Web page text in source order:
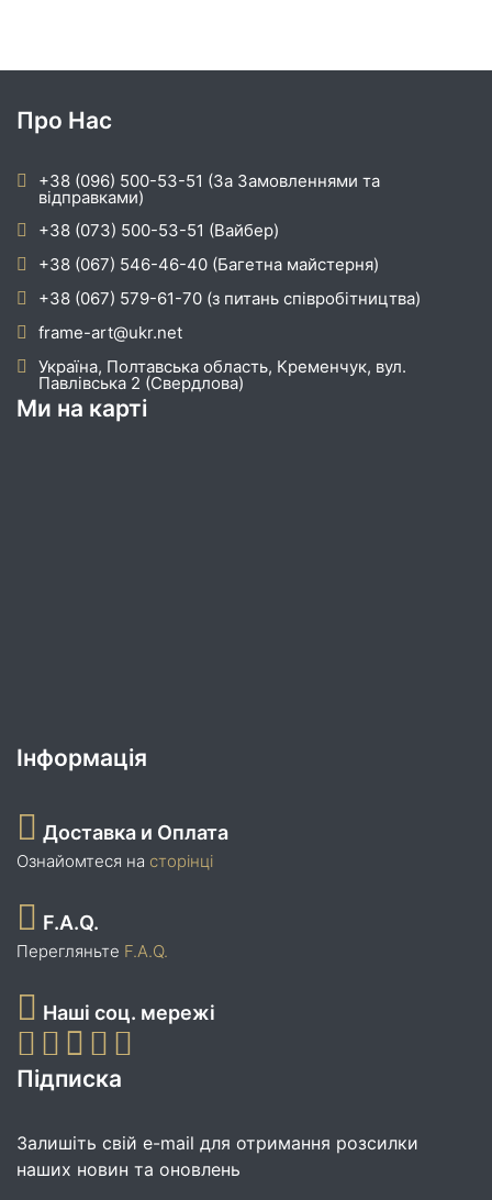
Про Нас
+38 (096) 500-53-51 (За Замовленнями та
відправками)
+38 (073) 500-53-51 (Вайбер)
+38 (067) 546-46-40 (Багетна майстерня)
+38 (067) 579-61-70 (з питань співробітництва)
frame-art@ukr.net
Україна, Полтавська область, Кременчук, вул.
Павлівська 2 (Свердлова)
Ми на карті
Інформація
Доставка и Оплата
Ознайомтеся на сторінці
F.A.Q.
Перегляньте F.A.Q.
Наші соц. мережі
Підписка
Залишіть свій e-mail для отримання розсилки
наших новин та оновлень